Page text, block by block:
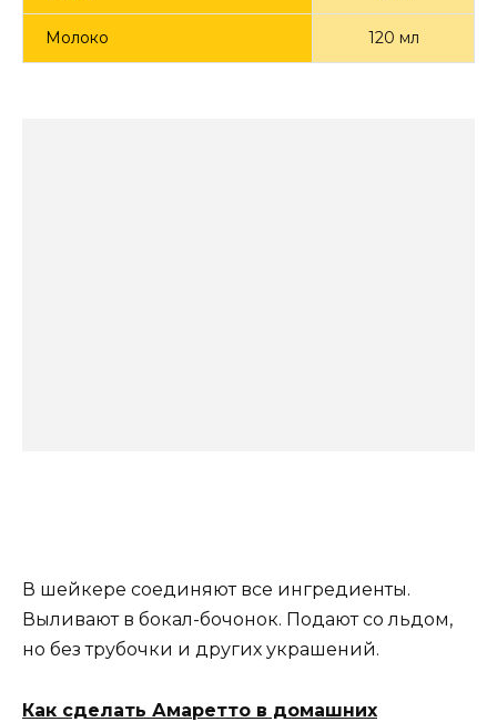
Молоко 120 мл
В шейкере соединяют все ингредиенты.
Выливают в бокал-бочонок. Подают со льдом,
но без трубочки и других украшений.
Как сделать Амаретто в домашних